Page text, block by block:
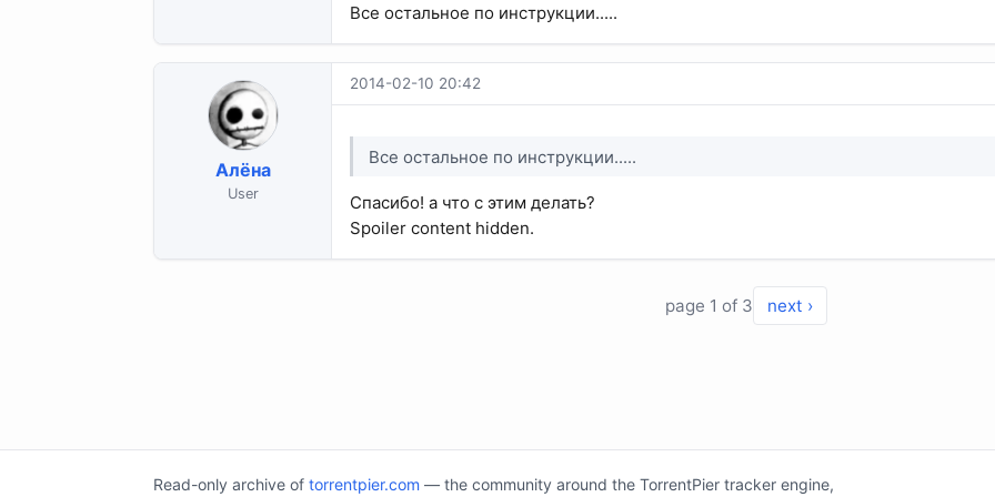
Все остальное по инструкции.....
Алёна
User
2014-02-10 20:42
Все остальное по инструкции.....
Спасибо! а что с этим делать?
Spoiler content hidden.
page 1 of 3 next ›
Read-only archive of torrentpier.com — the community around the TorrentPier tracker engine,